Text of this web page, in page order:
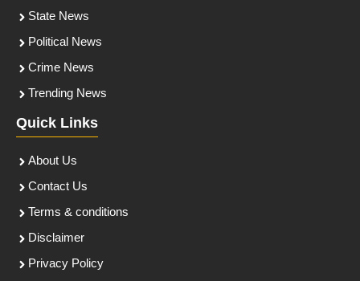
State News
Political News
Crime News
Trending News
Quick Links
About Us
Contact Us
Terms & conditions
Disclaimer
Privacy Policy